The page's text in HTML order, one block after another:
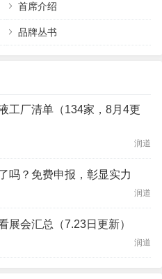
首席介绍
品牌丛书
工厂清单（134家，8月4更
润道
吗？免费申报，彰显实力
润道
展会汇总（7.23日更新）
润道